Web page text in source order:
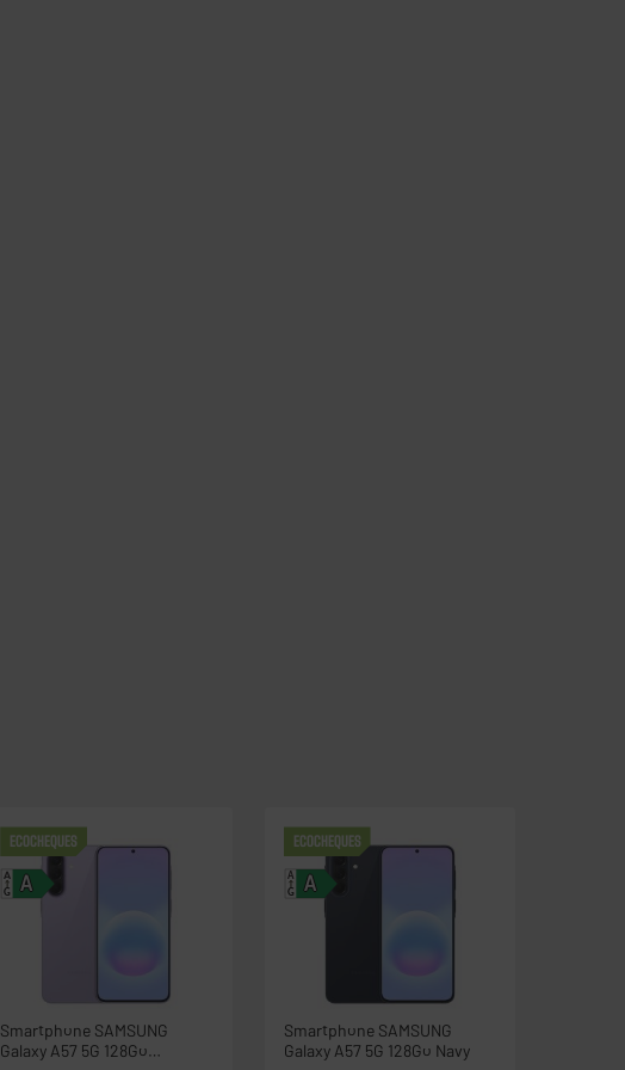
ECOCHEQUES
A
A
G
Smartphone SAMSUNG
Galaxy A57 5G 128Go
ECOCHEQUES
A
A
G
Smartphone SAMSUNG
Galaxy A57 5G 128Go Navy